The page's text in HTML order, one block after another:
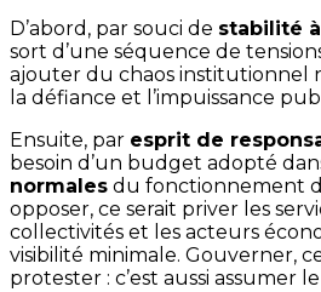
D’abord, par souci de stabilité
sort d’une séquence de
ajouter du chaos institutionnel
la défiance et l’impuissance
Ensuite, par esprit de
besoin d’un budget adopté
normales du fonctionnement
opposer, ce serait priver les
collectivités et les acteurs
visibilité minimale. Gouverner,
protester : c’est aussi assumer